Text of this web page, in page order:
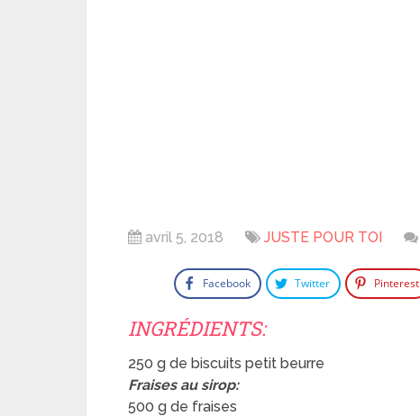
avril 5, 2018 JUSTE POUR TOI
Facebook Twitter Pinterest
INGRÉDIENTS:
250 g de biscuits petit beurre
Fraises au sirop:
500 g de fraises